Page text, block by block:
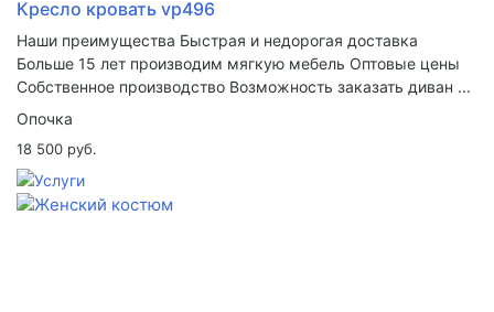
Кресло кровать vp496
Наши преимущества Быстрая и недорогая доставка
Больше 15 лет производим мягкую мебель Оптовые цены
Собственное производство Возможность заказать диван ...
Опочка
18 500 руб.